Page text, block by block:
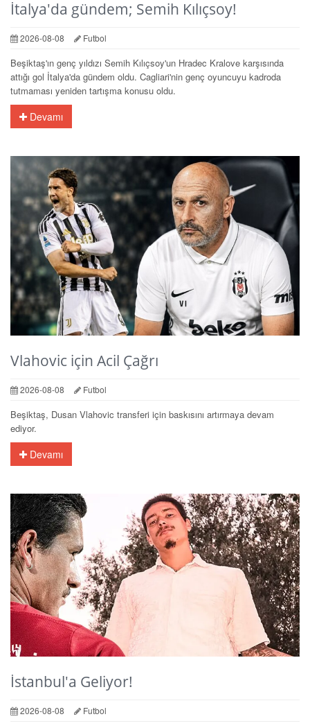
İtalya'da gündem; Semih Kılıçsoy!
2026-08-08 Futbol
Beşiktaş'ın genç yıldızı Semih Kılıçsoy'un Hradec Kralove karşısında
attığı gol İtalya'da gündem oldu. Cagliari'nin genç oyuncuyu kadroda
tutmaması yeniden tartışma konusu oldu.
Devamı
Vlahovic için Acil Çağrı
2026-08-08 Futbol
Beşiktaş, Dusan Vlahovic transferi için baskısını artırmaya devam
ediyor.
Devamı
İstanbul'a Geliyor!
2026-08-08 Futbol